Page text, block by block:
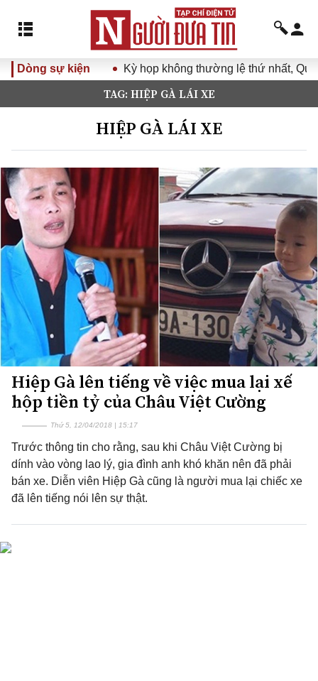
Dòng sự kiện Kỳ họp không thường lệ thứ nhất, Quốc
TAG: HIỆP GÀ LÁI XE
HIỆP GÀ LÁI XE
Hiệp Gà lên tiếng về việc mua lại xế
hộp tiền tỷ của Châu Việt Cường
Thứ 5, 12/04/2018 | 15:17
Trước thông tin cho rằng, sau khi Châu Việt Cường bị
dính vào vòng lao lý, gia đình anh khó khăn nên đã phải
bán xe. Diễn viên Hiệp Gà cũng là người mua lại chiếc xe
đã lên tiếng nói lên sự thật.